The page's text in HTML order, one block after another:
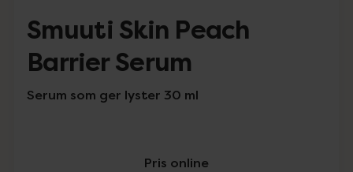
Smuuti Skin Peach
Barrier Serum
Serum som ger lyster 30 ml
Pris online